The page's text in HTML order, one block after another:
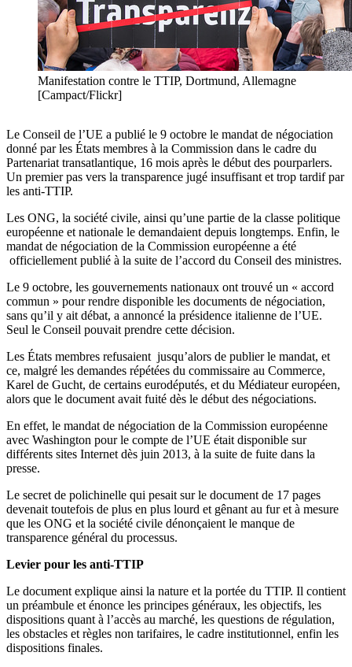
Manifestation contre le TTIP, Dortmund, Allemagne
[Campact/Flickr]
Le Conseil de l’UE a publié le 9 octobre le mandat de négociation
donné par les États membres à la Commission dans le cadre du
Partenariat transatlantique, 16 mois après le début des pourparlers.
Un premier pas vers la transparence jugé insuffisant et trop tardif par
les anti-TTIP.
Les ONG, la société civile, ainsi qu’une partie de la classe politique
européenne et nationale le demandaient depuis longtemps. Enfin, le
mandat de négociation de la Commission européenne a été
officiellement publié à la suite de l’accord du Conseil des ministres.
Le 9 octobre, les gouvernements nationaux ont trouvé un « accord
commun » pour rendre disponible les documents de négociation,
sans qu’il y ait débat, a annoncé la présidence italienne de l’UE.
Seul le Conseil pouvait prendre cette décision.
Les États membres refusaient jusqu’alors de publier le mandat, et
ce, malgré les demandes répétées du commissaire au Commerce,
Karel de Gucht, de certains eurodéputés, et du Médiateur européen,
alors que le document avait fuité dès le début des négociations.
En effet, le mandat de négociation de la Commission européenne
avec Washington pour le compte de l’UE était disponible sur
différents sites Internet dès juin 2013, à la suite de fuite dans la
presse.
Le secret de polichinelle qui pesait sur le document de 17 pages
devenait toutefois de plus en plus lourd et gênant au fur et à mesure
que les ONG et la société civile dénonçaient le manque de
transparence général du processus.
Levier pour les anti-TTIP
Le document explique ainsi la nature et la portée du TTIP. Il contient
un préambule et énonce les principes généraux, les objectifs, les
dispositions quant à l’accès au marché, les questions de régulation,
les obstacles et règles non tarifaires, le cadre institutionnel, enfin les
dispositions finales.